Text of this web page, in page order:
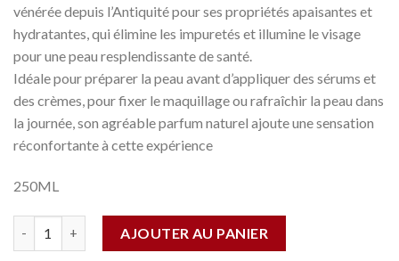
vénérée depuis l’Antiquité pour ses propriétés apaisantes et
hydratantes, qui élimine les impuretés et illumine le visage
pour une peau resplendissante de santé.
Idéale pour préparer la peau avant d’appliquer des sérums et
des crèmes, pour fixer le maquillage ou rafraîchir la peau dans
la journée, son agréable parfum naturel ajoute une sensation
réconfortante à cette expérience
250ML
AJOUTER AU PANIER